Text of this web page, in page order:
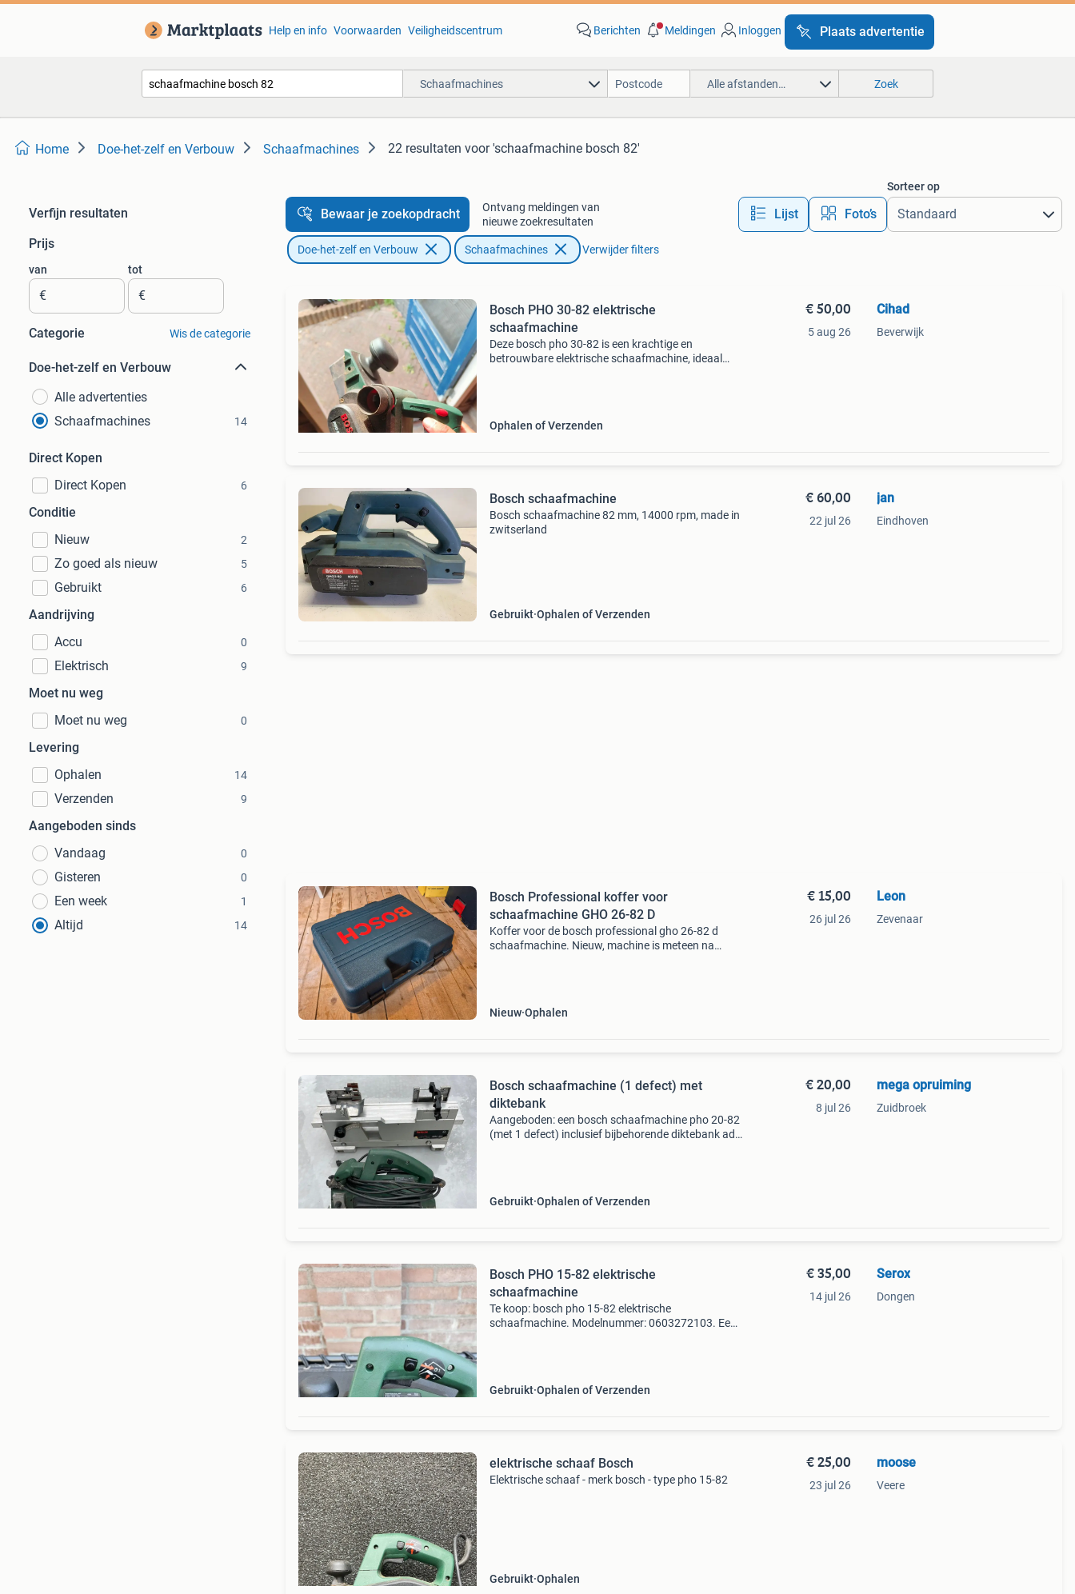
Help en info Voorwaarden Veiligheidscentrum Berichten Meldingen Inloggen Plaats advertentie
Schaafmachines Alle afstanden… Zoek
Home Doe-het-zelf en Verbouw Schaafmachines 22 resultaten voor 'schaafmachine bosch 82'
Verfijn resultaten
Prijs
van
€
tot
€
Categorie Wis de categorie
Doe-het-zelf en Verbouw
Alle advertenties
Schaafmachines
14
Direct Kopen
Direct Kopen
6
Conditie
Nieuw
2
Zo goed als nieuw 5
Gebruikt 6
Aandrijving
Accu
0
Elektrisch 9
Moet nu weg
Moet nu weg
0
Levering
Ophalen
14
Verzenden 9
Aangeboden sinds
Vandaag
0
Gisteren 0
Een week 1
Altijd 14
Bewaar je zoekopdracht
Ontvang meldingen van
nieuwe zoekresultaten
Lijst Foto’s
Sorteer op
Doe-het-zelf en Verbouw Schaafmachines Verwijder filters
Bosch PHO 30-82 elektrische
schaafmachine
Deze bosch pho 30-82 is een krachtige en
betrouwbare elektrische schaafmachine, ideaal
Ophalen of Verzenden
€ 50,00
5 aug 26
Cihad
Beverwijk
Bosch schaafmachine
Bosch schaafmachine 82 mm, 14000 rpm, made in
zwitserland
Gebruikt Ophalen of Verzenden
€ 60,00
22 jul 26
jan
Eindhoven
Bosch Professional koffer voor
schaafmachine GHO 26-82 D
Koffer voor de bosch professional gho 26-82 d
schaafmachine. Nieuw, machine is meteen na
Nieuw Ophalen
€ 15,00
26 jul 26
Leon
Zevenaar
Bosch schaafmachine (1 defect) met
diktebank
Aangeboden: een bosch schaafmachine pho 20-82
(met 1 defect) inclusief bijbehorende diktebank adv
Gebruikt Ophalen of Verzenden
€ 20,00
8 jul 26
mega opruiming
Zuidbroek
Bosch PHO 15-82 elektrische
schaafmachine
Te koop: bosch pho 15-82 elektrische
schaafmachine. Modelnummer: 0603272103. Een
Gebruikt Ophalen of Verzenden
€ 35,00
14 jul 26
Serox
Dongen
elektrische schaaf Bosch
Elektrische schaaf - merk bosch - type pho 15-82
Gebruikt Ophalen
€ 25,00
23 jul 26
moose
Veere